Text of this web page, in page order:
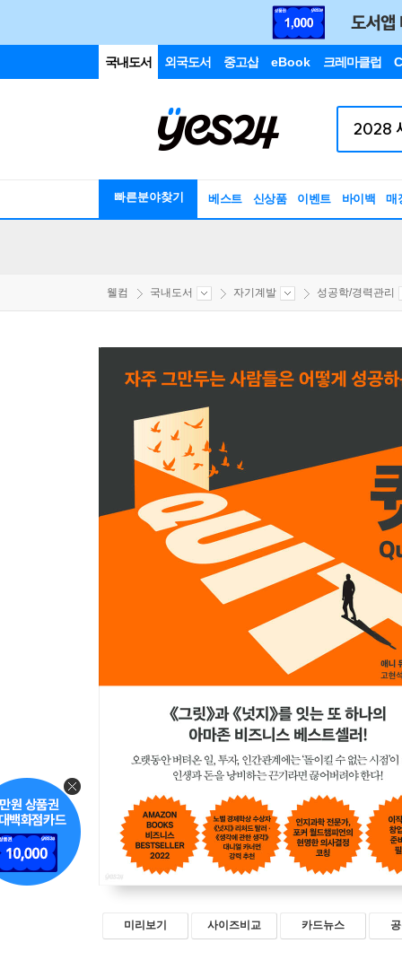
국내도서 외국도서 중고샵 eBook 크레마클럽
빠른분야찾기 베스트 신상품 이벤트 바이백 매
웰컴 국내도서 자기계발 성공학/경력관리
미리보기 사이즈비교 카드뉴스